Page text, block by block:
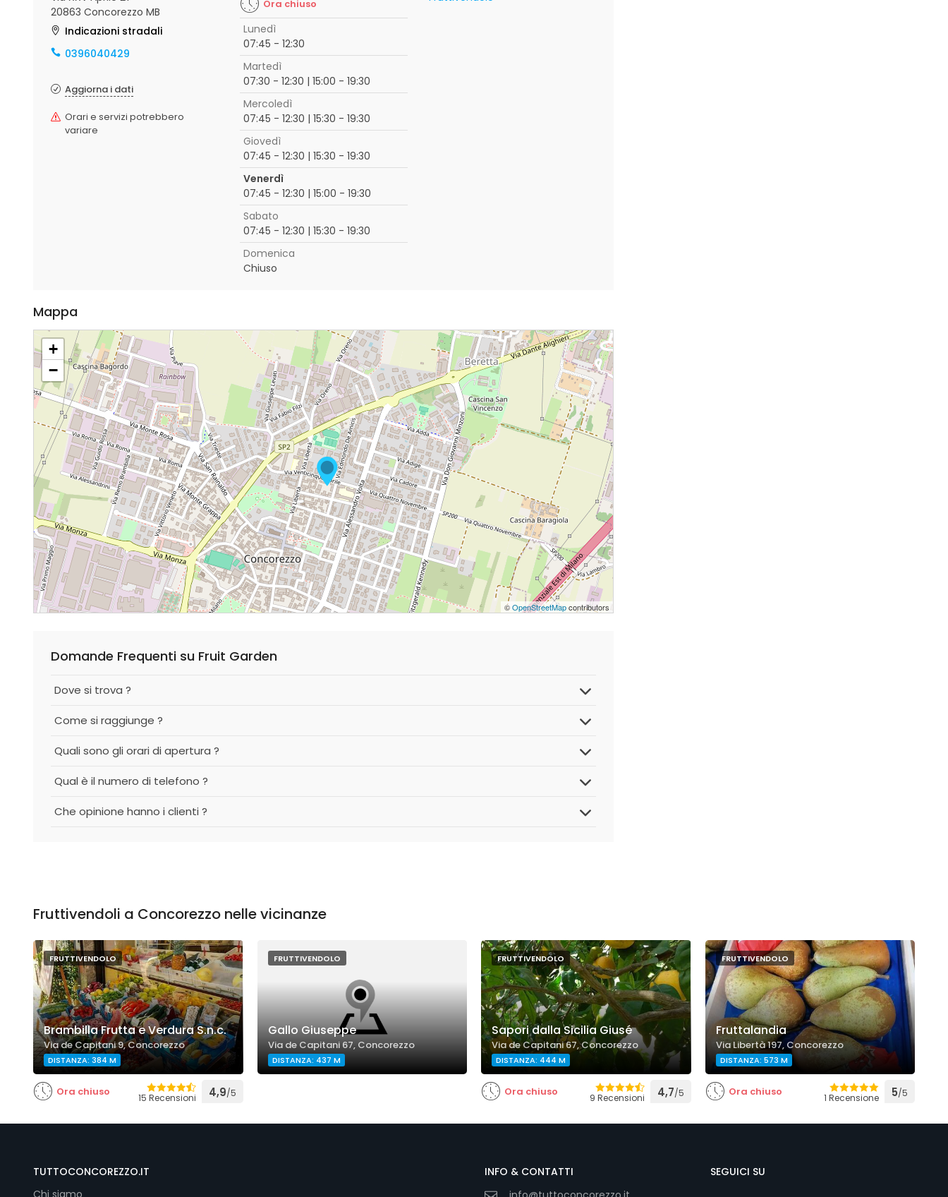
20863 Concorezzo MB
Indicazioni stradali
0396040429
Aggiorna i dati
Orari e servizi potrebbero
variare
Ora chiuso
Lunedì
07:45 - 12:30
Martedì
07:30 - 12:30 | 15:00 - 19:30
Mercoledì
07:45 - 12:30 | 15:30 - 19:30
Giovedì
07:45 - 12:30 | 15:30 - 19:30
Venerdì
07:45 - 12:30 | 15:00 - 19:30
Sabato
07:45 - 12:30 | 15:30 - 19:30
Domenica
Chiuso
Mappa
+
−
©OpenStreetMapcontributors
Domande Frequenti su Fruit Garden
Dove si trova ?
Come si raggiunge ?
Quali sono gli orari di apertura ?
Qual è il numero di telefono ?
Che opinione hanno i clienti ?
Fruttivendoli a Concorezzo nelle vicinanze
FRUTTIVENDOLO
Brambilla Frutta e Verdura S.n.c.
Via de Capitani 9, Concorezzo
DISTANZA: 384 M
Ora chiuso 15 Recensioni 4,9/5
FRUTTIVENDOLO
Gallo Giuseppe
Via de Capitani 67, Concorezzo
DISTANZA: 437 M
FRUTTIVENDOLO
Sapori dalla Sicilia Giusé
Via de Capitani 67, Concorezzo
DISTANZA: 444 M
Ora chiuso 9 Recensioni 4,7/5
FRUTTIVENDOLO
Fruttalandia
Via Libertà 197, Concorezzo
DISTANZA: 573 M
Ora chiuso 1 Recensione 5/5
TUTTOCONCOREZZO.IT
Chi siamo
INFO & CONTATTI
SEGUICI SU